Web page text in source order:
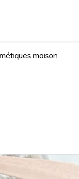
maison